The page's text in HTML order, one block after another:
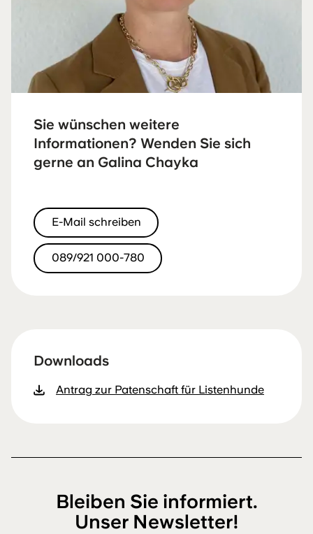
Sie wünschen weitere
Informationen? Wenden Sie sich
gerne an Galina Chayka
E-Mail schreiben
089/921 000-780
Downloads
Antrag zur Patenschaft für Listenhunde
Bleiben Sie informiert.
Unser Newsletter!